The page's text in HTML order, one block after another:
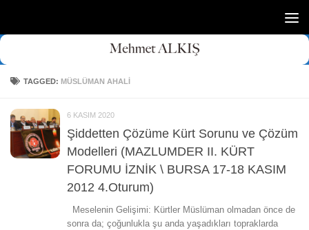
TAGGED: MÜSLÜMAN AHALI
6 KASIM 2020
Şiddetten Çözüme Kürt Sorunu ve Çözüm
Modelleri (MAZLUMDER II. KÜRT
FORUMU İZNİK \ BURSA 17-18 KASIM
2012 4.Oturum)
Meselenin Gelişimi: Kürtler Müslüman olmadan önce de
sonra da; çoğunlukla şu anda yaşadıkları topraklarda